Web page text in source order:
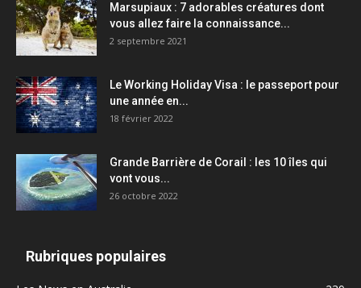
Marsupiaux : 7 adorables créatures dont
vous allez faire la connaissance...
2 septembre 2021
Le Working Holiday Visa : le passeport pour
une année en...
18 février 2022
Grande Barrière de Corail : les 10 îles qui
vont vous...
26 octobre 2022
Rubriques populaires